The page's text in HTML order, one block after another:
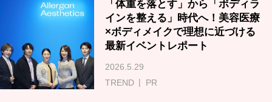
「体重を落とす」から「ボディラ
インを整える」時代へ！美容医療
×ボディメイクで理想に近づける
最新イベントレポート
2026.5.29
TREND
PR